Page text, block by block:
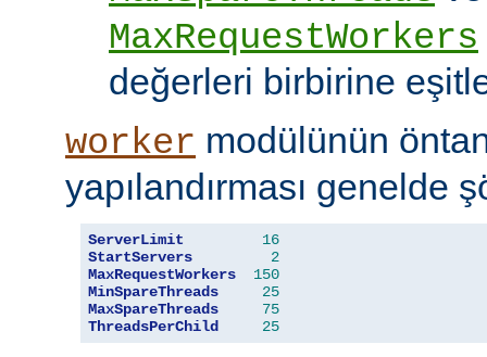
MaxRequestWorkers
değerleri birbirine
worker modülünün
yapılandırması genelde
ServerLimit
16
StartServers
2
MaxRequestWorkers
150
MinSpareThreads
25
MaxSpareThreads
75
ThreadsPerChild
25